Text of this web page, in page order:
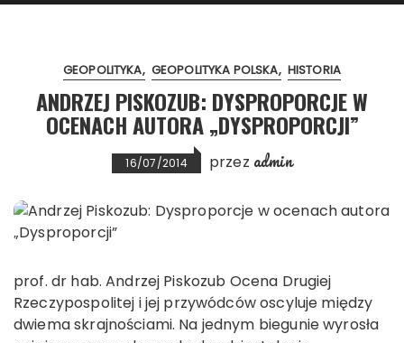
GEOPOLITYKA GEOPOLITYKA POLSKA HISTORIA
ANDRZEJ PISKOZUB: DYSPROPORCJE W
OCENACH AUTORA „DYSPROPORCJI”
16/07/2014 przez admin
prof. dr hab. Andrzej Piskozub Ocena Drugiej
Rzeczypospolitej i jej przywódców oscyluje między
dwiema skrajnościami. Na jednym biegunie wyrosła